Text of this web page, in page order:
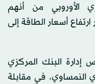
الأوروبي من أنهم
أسعار الطاقة إلى
البنك المركزي
النمساوي، في مقابلة